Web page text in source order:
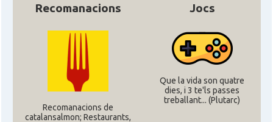
Recomanacions
Recomanacions de
catalansalmon; Restaurants,
Jocs
Que la vida son quatre
dies, i 3 te'ls passes
treballant... (Plutarc)